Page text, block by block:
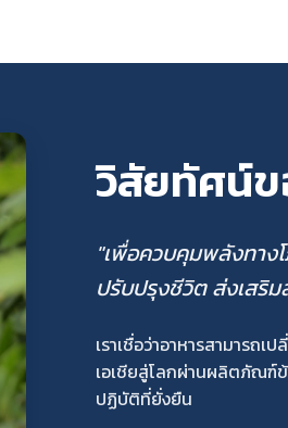
วิสัยทัศน์ข
"เพื่อควบคุมพลังทาง
ปรับปรุงชีวิต ส่งเสริ
เราเชื่อว่าอาหารสามารถ
เอเชียสู่โลกผ่านผลิตภัณฑ์
ปฏิบัติที่ยั่งยืน